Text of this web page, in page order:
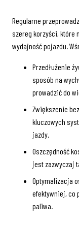
Regularne
szereg korzyści, które
wydajność pojazdu.
Przedłużenie
sposób na
prowadzić do
Zwiększenie
kluczowych
jazdy.
Oszczędność
jest zazwyczaj
Optymalizacja
efektywniej, co
paliwa.